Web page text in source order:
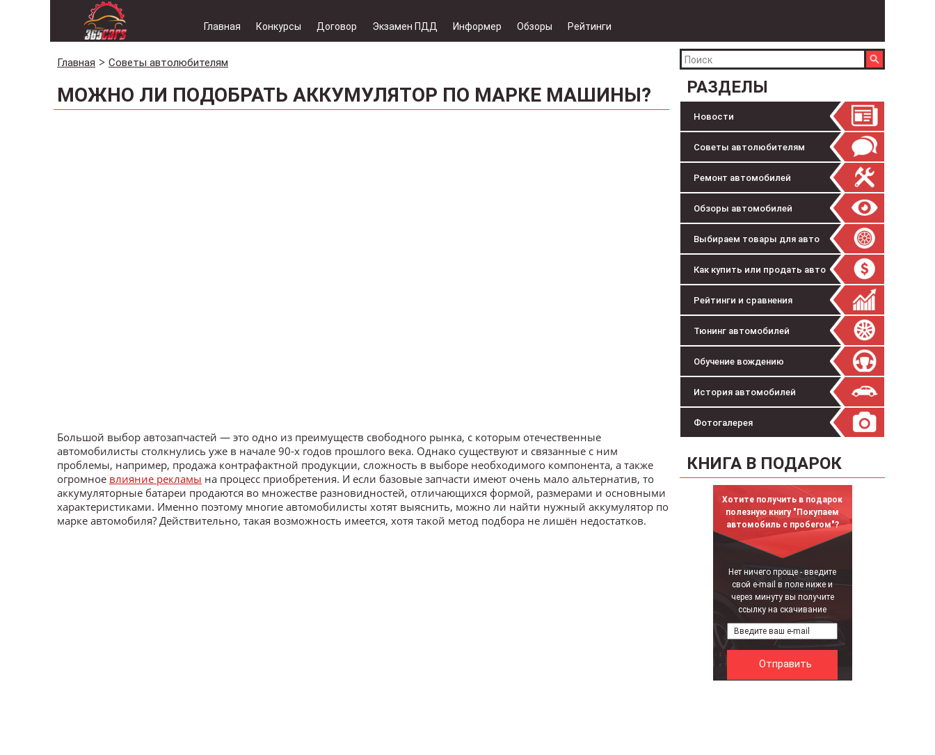
Главная Конкурсы Договор Экзамен ПДД Информер Обзоры Рейтинги
РАЗДЕЛЫ
Новости
Советы автолюбителям
Ремонт автомобилей
Обзоры автомобилей
Выбираем товары для авто
Как купить или продать авто
Рейтинги и сравнения
Тюнинг автомобилей
Обучение вождению
История автомобилей
Фотогалерея
КНИГА В ПОДАРОК
Хотите получить в подарок
полезную книгу "Покупаем
автомобиль с пробегом"?
Нет ничего проще - введите
свой e-mail в поле ниже и
через минуту вы получите
ссылку на скачивание
Главная Советы автолюбителям
МОЖНО ЛИ ПОДОБРАТЬ АККУМУЛЯТОР ПО МАРКЕ МАШИНЫ?
Большой выбор автозапчастей — это одно из преимуществ свободного рынка, с которым отечественные
автомобилисты столкнулись уже в начале 90-х годов прошлого века. Однако существуют и связанные с ним
проблемы, например, продажа контрафактной продукции, сложность в выборе необходимого компонента, а также
огромное влияние рекламы на процесс приобретения. И если базовые запчасти имеют очень мало альтернатив, то
аккумуляторные батареи продаются во множестве разновидностей, отличающихся формой, размерами и основными
характеристиками. Именно поэтому многие автомобилисты хотят выяснить, можно ли найти нужный аккумулятор по
марке автомобиля? Действительно, такая возможность имеется, хотя такой метод подбора не лишён недостатков.